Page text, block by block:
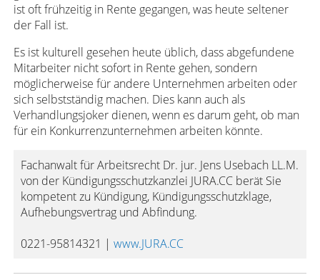
ist oft frühzeitig in Rente gegangen, was heute seltener
der Fall ist.
Es ist kulturell gesehen heute üblich, dass abgefundene
Mitarbeiter nicht sofort in Rente gehen, sondern
möglicherweise für andere Unternehmen arbeiten oder
sich selbstständig machen. Dies kann auch als
Verhandlungsjoker dienen, wenn es darum geht, ob man
für ein Konkurrenzunternehmen arbeiten könnte.
Fachanwalt für Arbeitsrecht Dr. jur. Jens Usebach LL.M.
von der Kündigungsschutzkanzlei JURA.CC berät Sie
kompetent zu Kündigung, Kündigungsschutzklage,
Aufhebungsvertrag und Abfindung.
0221-95814321 | www.JURA.CC